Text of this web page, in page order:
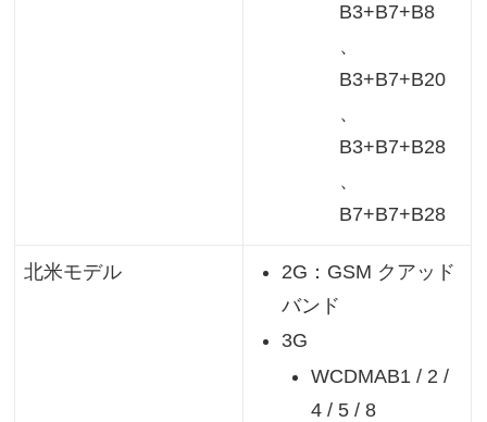
B3+B7+B8
、
B3+B7+B20
、
B3+B7+B28
、
B7+B7+B28
北米モデル
2G：GSM クアッド
バンド
3G
WCDMAB1 / 2 /
4 / 5 / 8